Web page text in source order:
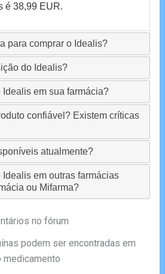
é 38,99 EUR.
para comprar o Idealis?
do Idealis?
Idealis em sua farmácia?
confiável? Existem críticas
atualmente?
Idealis em outras farmácias
ou Mifarma?
no fórum
podem ser encontradas em